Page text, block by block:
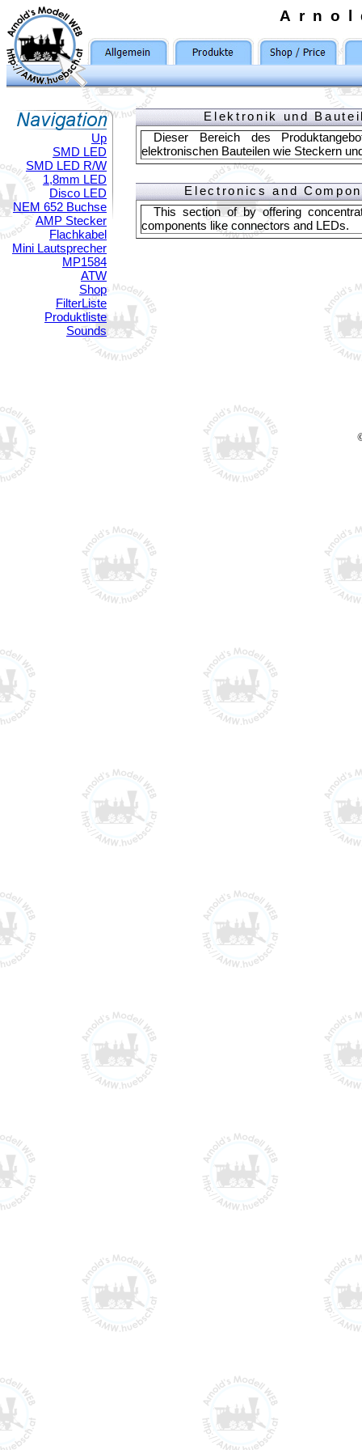
Up
SMD LED
SMD LED R/W
1,8mm LED
Disco LED
NEM 652 Buchse
AMP Stecker
Flachkabel
Mini Lautsprecher
MP1584
ATW
Shop
FilterListe
Produktliste
Sounds
Elektronik und
Dieser Bereich des
elektronischen Bauteilen wie Steckern
Electronics and
This section of by offering
components like connectors and LEDs.